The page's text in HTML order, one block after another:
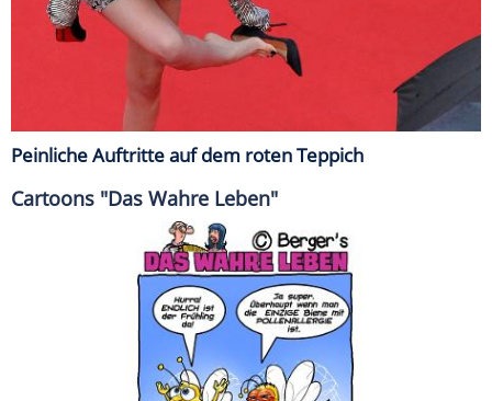
Peinliche Auftritte auf dem roten Teppich
Cartoons "Das Wahre Leben"